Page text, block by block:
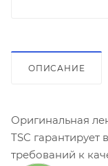
ОПИСАНИЕ
Оригинальная
TSC
требований к